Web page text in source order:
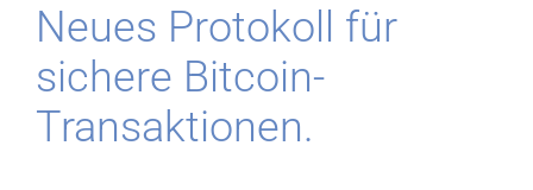
Neues Protokoll für
sichere Bitcoin-
Transaktionen.